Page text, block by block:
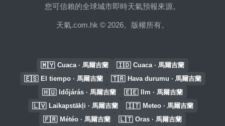
您可信賴的全球城市即時天氣預報來源。
天氣.com.hk © 2026。版權所有。
🇲🇾 Cuaca · 馬爾吉蘭 🇮🇩 Cuaca · 馬爾吉蘭
🇪🇸 El tiempo · 馬爾吉蘭 🇹🇷 Hava durumu · 馬爾吉蘭
🇭🇺 Időjárás · 馬爾吉蘭 🇪🇪 Ilm · 馬爾吉蘭
🇱🇻 Laikapstākļi · 馬爾吉蘭 🇮🇹 Meteo · 馬爾吉蘭
🇫🇷 Météo · 馬爾吉蘭 🇱🇹 Oras · 馬爾吉蘭